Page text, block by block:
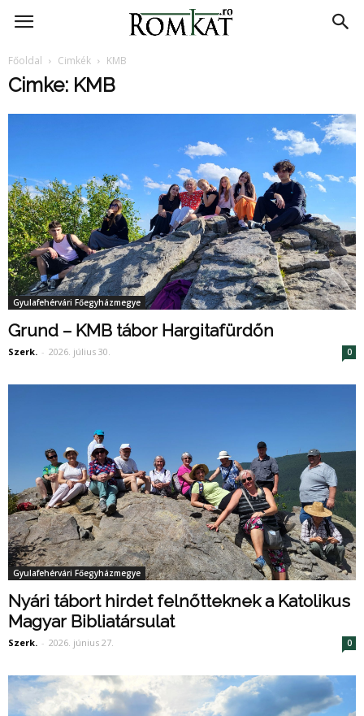
RomKat.ro
Főoldal Cimkék KMB
Cimke: KMB
Gyulafehérvári Főegyházmegye
Grund – KMB tábor Hargitafürdőn
Szerk. - 2026. július 30. 0
Gyulafehérvári Főegyházmegye
Nyári tábort hirdet felnőtteknek a Katolikus
Magyar Bibliatársulat
Szerk. - 2026. június 27. 0